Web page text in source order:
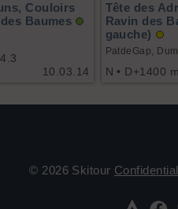
10.03.14
Couloirs
Baumes
Tête des
Ravin des
gauche)
PatdeGap,
N • D+1400
© 2026 Skitour